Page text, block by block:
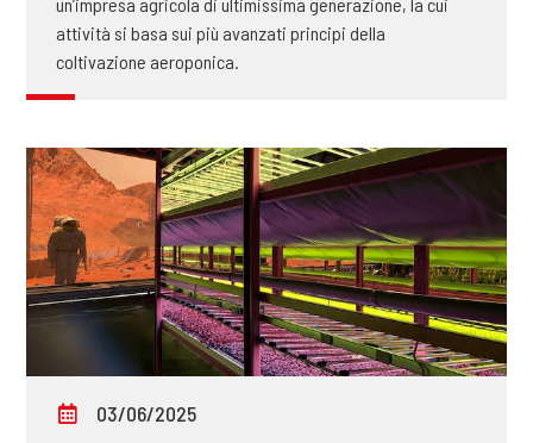
attività si basa sui più avanzati principi della
coltivazione aeroponica.
03/06/2025